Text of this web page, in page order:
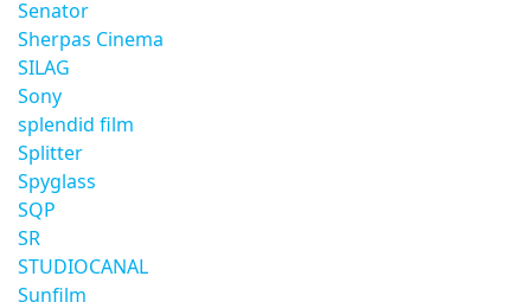
Senator
Sherpas Cinema
SILAG
Sony
splendid film
Splitter
Spyglass
SQP
SR
STUDIOCANAL
Sunfilm